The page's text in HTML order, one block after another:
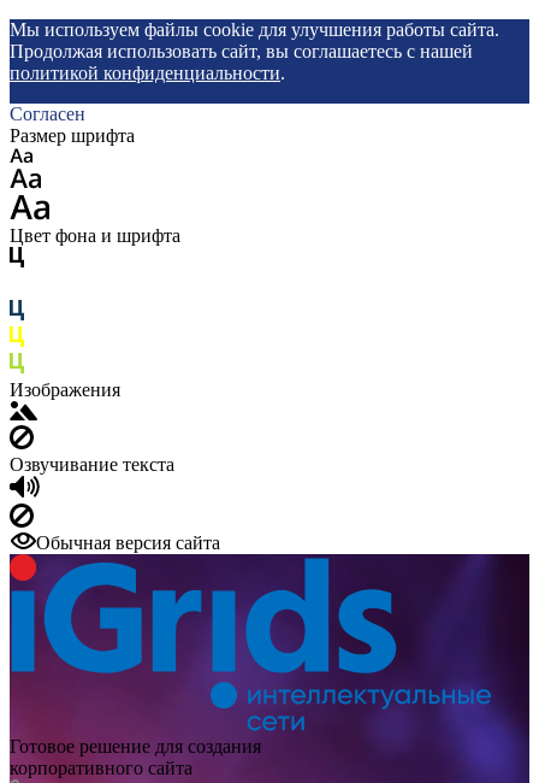
Мы используем файлы cookie для улучшения работы сайта.
Продолжая использовать сайт, вы соглашаетесь с нашей
политикой конфиденциальности.
Согласен
Размер шрифта
Цвет фона и шрифта
Изображения
Озвучивание текста
Обычная версия сайта
Готовое решение для создания
корпоративного сайта